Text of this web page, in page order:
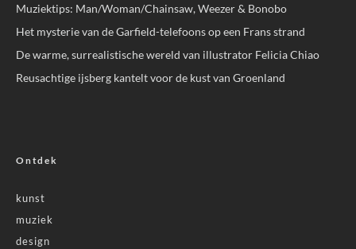
Muziektips: Man/Woman/Chainsaw, Weezer & Bonobo
Het mysterie van de Garfield-telefoons op een Frans strand
De warme, surrealistische wereld van illustrator Felicia Chiao
Reusachtige ijsberg kantelt voor de kust van Groenland
Ontdek
kunst
muziek
design